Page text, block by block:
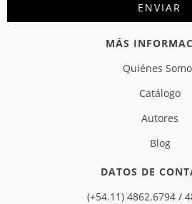
MÁS
Quiénes
Catálogo
Autores
Blog
DATOS DE
(+54.11) 4862.6794 /